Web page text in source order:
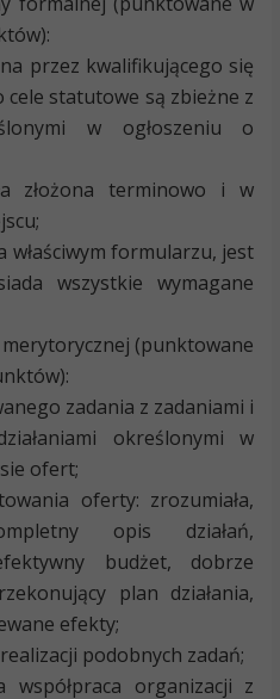
przez kwalifikującego się
statutowe są zbieżne z
w ogłoszeniu o
złożona terminowo i w
właściwym formularzu, jest
wszystkie wymagane
(punktowane
zadania z zadaniami i
określonymi w
ofert;
oferty: zrozumiała,
opis działań,
budżet, dobrze
plan działania,
efekty;
podobnych zadań;
współpraca organizacji z